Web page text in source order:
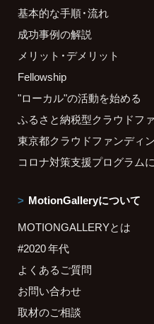
基本的な手順・流れ
成功事例の解説
メリット・デメリット
Fellowship
"ローカル"の活動を始める
ふるさと納税型クラウドフ
東京都クラウドファンディ
コロナ対策支援プログラム
MotionGalleryについて
MOTIONGALLERYとは
#2020 年代
よくあるご質問
お問い合わせ
取材のご相談